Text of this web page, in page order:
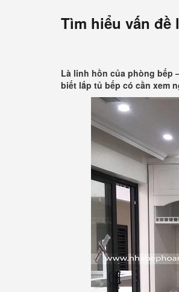
Tìm hiểu vấn đề
Là linh hồn của phòng bếp
biết lắp tủ bếp có cần xem